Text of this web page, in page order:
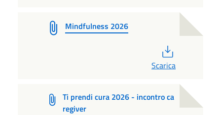
Mindfulness 2026
Scarica
Ti prendi cura 2026 - incontro ca
regiver